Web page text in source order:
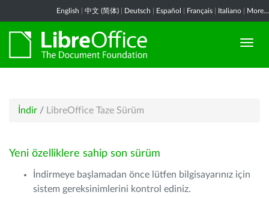
English 中文 (简体) Deutsch Español Français Italiano More...
İndir / LibreOffice Taze Sürüm
Yeni özelliklere sahip son sürüm
İndirmeye başlamadan önce lütfen bilgisayarınız için
sistem gereksinimlerini kontrol ediniz.